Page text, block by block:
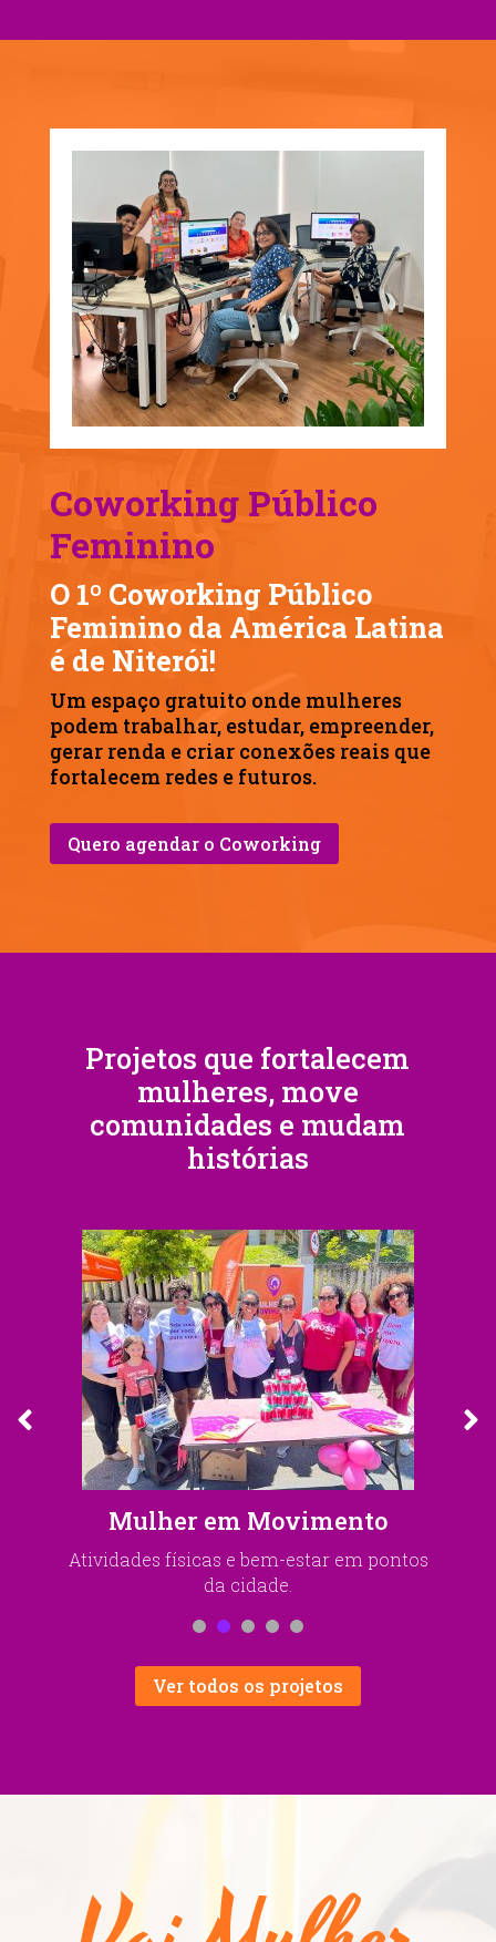
Coworking Público
Feminino
O 1º Coworking Público
Feminino da América Latina
é de Niterói!
Um espaço gratuito onde mulheres
podem trabalhar, estudar, empreender,
gerar renda e criar conexões reais que
fortalecem redes e futuros.
Quero agendar o Coworking
Projetos que fortalecem
mulheres, move
comunidades e mudam
histórias
Quinta D’Elas
Encontros e debates sobre temas do
universo feminino.
Ver todos os projetos